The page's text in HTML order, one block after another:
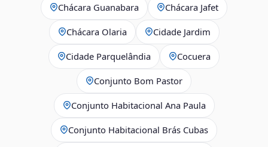
Chácara Guanabara Chácara Jafet
Chácara Olaria Cidade Jardim
Cidade Parquelândia Cocuera
Conjunto Bom Pastor
Conjunto Habitacional Ana Paula
Conjunto Habitacional Brás Cubas